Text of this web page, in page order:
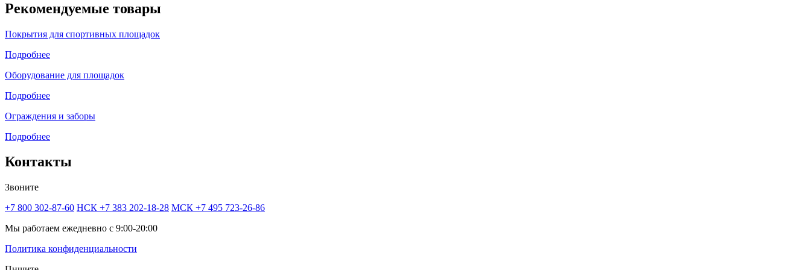
Рекомендуемые товары
Покрытия для спортивных площадок
Подробнее
Оборудование для площадок
Подробнее
Ограждения и заборы
Подробнее
Контакты
Звоните
+7 800 302-87-60 НСК +7 383 202-18-28 МСК +7 495 723-26-86
Мы работаем ежедневно с 9:00-20:00
Политика конфиденциальности